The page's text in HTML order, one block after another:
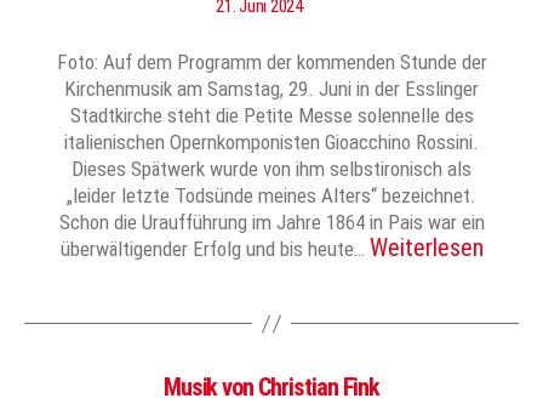
21. Juni 2024
Foto: Auf dem Programm der kommenden Stunde der
Kirchenmusik am Samstag, 29. Juni in der Esslinger
Stadtkirche steht die Petite Messe solennelle des
italienischen Opernkomponisten Gioacchino Rossini.
Dieses Spätwerk wurde von ihm selbstironisch als
„leider letzte Todsünde meines Alters“ bezeichnet.
Schon die Uraufführung im Jahre 1864 in Pais war ein
überwältigender Erfolg und bis heute… Weiterlesen
Musik von Christian Fink